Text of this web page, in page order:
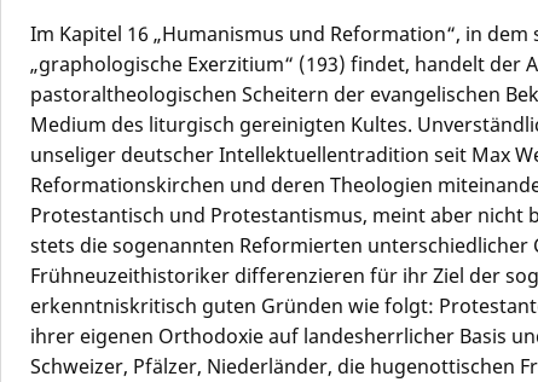
Im Kapitel 16 „Humanismus und Reformation“, in dem
„graphologische Exerzitium“ (193) findet, handelt der
pastoraltheologischen Scheitern der evangelischen
Medium des liturgisch gereinigten Kultes.
unseliger deutscher Intellektuellentradition seit Max
Reformationskirchen und deren Theologien
Protestantisch und Protestantismus, meint aber nicht
stets die sogenannten Reformierten unterschiedlicher
Frühneuzeithistoriker differenzieren für ihr Ziel der
erkenntniskritisch guten Gründen wie folgt:
ihrer eigenen Orthodoxie auf landesherrlicher Basis
Schweizer, Pfälzer, Niederländer, die hugenottischen